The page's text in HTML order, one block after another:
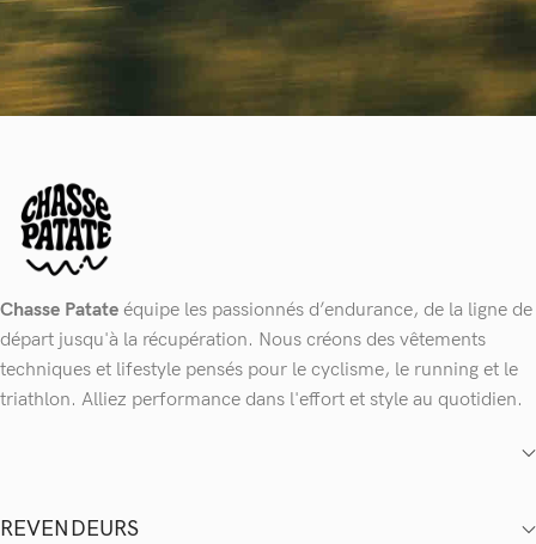
Chasse Patate équipe les passionnés d’endurance, de la ligne de
départ jusqu'à la récupération. Nous créons des vêtements
techniques et lifestyle pensés pour le cyclisme, le running et le
triathlon. Alliez performance dans l'effort et style au quotidien.
REVENDEURS